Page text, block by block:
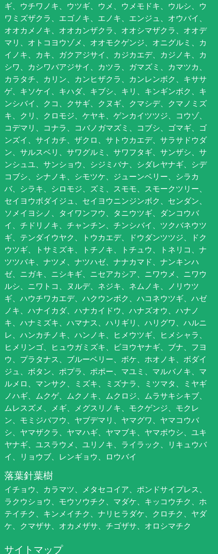
ギ、ウチワノキ、ウツギ、ウメ、ウメモドキ、ウルシ、ウ
ワミズザクラ、エゴノキ、エノキ、エンジュ、オウバイ、
オオカメノキ、オオカンザクラ、オオシマザクラ、オオデ
マリ、オトコヨウゾメ、オオモクゲンジ、オニグルミ、カ
イノキ、カキ、ガクアジサイ、カジカエデ、カジノキ、カ
シワ、カシワバアジサイ、カツラ、ガマズミ、カマツカ、
カラタチ、カリン、カンヒザクラ、カンレンボク、キササ
ゲ、キソケイ、キハダ、キブシ、キリ、キンギンボク、キ
ンシバイ、クコ、クサギ、クヌギ、クマシデ、クマノミズ
キ、クリ、クロモジ、ケヤキ、ゲンカイツツジ、コウゾ、
コデマリ、コナラ、コバノガマズミ、コブシ、ゴマギ、ゴ
ンズイ、サイカチ、ザクロ、サトウカエデ、サラサドウダ
ン、サルスベリ、サワグルミ、サワフタギ、サンザシ、サ
ンシュユ、サンショウ、シジミバナ、シダレヤナギ、シデ
コブシ、シナノキ、シモツケ、ジューンベリー、シラカ
バ、シラキ、シロモジ、ズミ、スモモ、スモークツリー、
セイヨウボダイジュ、セイヨウニンジンボク、センダン、
ソメイヨシノ、タイワンフウ、タニウツギ、ダンコウバ
イ、チドリノキ、チャンチン、チンシバイ、ツクバネウツ
ギ、テンダイウヤク、トウカエデ、ドウダンツツジ、ドク
ウツギ、トサミズキ、トチノキ、トチュウ、トネリコ、ナ
ツツバキ、ナツメ、ナツハゼ、ナナカマド、ナンキンハ
ゼ、ニガキ、ニシキギ、ニセアカシア、ニワウメ、ニワウ
ルシ、ニワトコ、ヌルデ、ネジキ、ネムノキ、ノリウツ
ギ、ハウチワカエデ、ハクウンボク、ハコネウツギ、ハゼ
ノキ、ハナイカダ、ハナカイドウ、ハナズオウ、ハナノ
キ、ハナミズキ、ハマナス、ハリギリ、ハリグワ、ハルニ
レ、ハンカチノキ、ハンノキ、ヒメウツギ、ヒメシャラ、
ヒメリンゴ、ヒュウガミズキ、ビヨウヤナギ、ブナ、フヨ
ウ、プラタナス、ブルーベリー、ボケ、ホオノキ、ボダイ
ジュ、ボタン、ポプラ、ポポー、マユミ、マルバノキ、マ
ルメロ、マンサク、ミズキ、ミズナラ、ミツマタ、ミヤギ
ノハギ、ムクゲ、ムクノキ、ムクロジ、ムラサキシキブ、
ムレスズメ、メギ、メグスリノキ、モクゲンジ、モクレ
ン、モミジバフウ、ヤブデマリ、ヤマグワ、ヤマコウバ
シ、ヤマザクラ、ヤマハギ、ヤマブキ、ヤマボウシ、ユキ
ヤナギ、ユスラウメ、ユリノキ、ライラック、リキュウバ
イ、リョウブ、レンギョウ、ロウバイ
落葉針葉樹
イチョウ、カラマツ、メタセコイア、ポンドサイプレス、
ラクウショウ、モウソウチク、マダケ、キッコウチク、ホ
テイチク、キンメイチク、ナリヒラダケ、クロチク、ヤダ
ケ、クマザサ、オカメザサ、チゴザサ、オロシマチク
サイトマップ